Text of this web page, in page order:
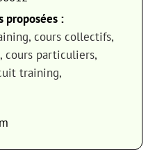
proposées :
cours collectifs,
cours particuliers,
training,